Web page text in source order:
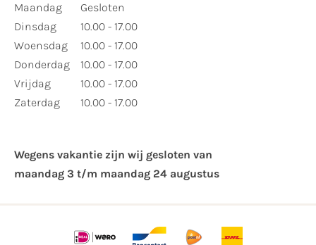
Maandag
Dinsdag
Woensdag
Donderdag
Vrijdag
Zaterdag
Gesloten
10.00 - 17.00
10.00 - 17.00
10.00 - 17.00
10.00 - 17.00
10.00 - 17.00
Wegens vakantie zijn wij gesloten van ​
maandag 3 t/m maandag 24 augustus